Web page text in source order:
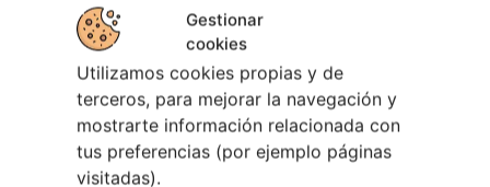
Gestionar
cookies
Utilizamos cookies propias y de
terceros, para mejorar la navegación y
mostrarte información relacionada con
tus preferencias (por ejemplo páginas
visitadas).